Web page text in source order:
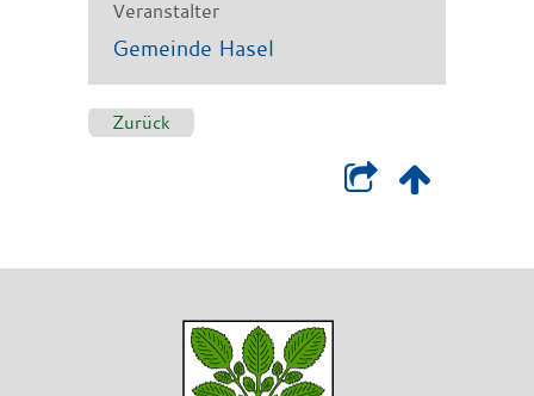
Veranstalter
Gemeinde Hasel
Zurück